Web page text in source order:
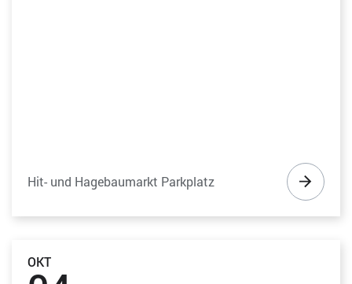
Hit- und Hagebaumarkt Parkplatz
OKT